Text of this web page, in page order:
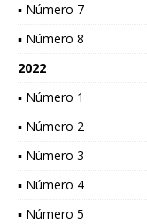
▪ Número 7
▪ Número 8
2022
▪ Número 1
▪ Número 2
▪ Número 3
▪ Número 4
▪ Número 5